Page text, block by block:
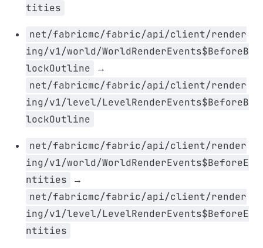
tities
net/fabricmc/fabric/api/client/render
ing/v1/world/WorldRenderEvents$BeforeB
lockOutline
→
net/fabricmc/fabric/api/client/render
ing/v1/level/LevelRenderEvents$BeforeB
lockOutline
net/fabricmc/fabric/api/client/render
ing/v1/world/WorldRenderEvents$BeforeE
ntities
→
net/fabricmc/fabric/api/client/render
ing/v1/level/LevelRenderEvents$BeforeE
ntities